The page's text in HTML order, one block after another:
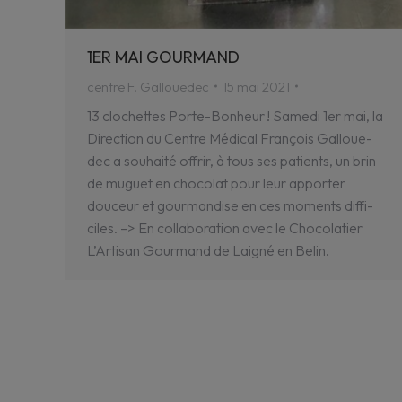
1ER MAI GOURMAND
centre F. Gallouedec 15 mai 2021
13 clochettes Porte-Bonheur ! Samedi 1er mai, la
Direc­tion du Centre Médi­cal François Galloue­
dec a souhaité offrir, à tous ses patients, un brin
de muguet en choco­lat pour leur appor­ter
douceur et gour­man­dise en ces moments diffi­
ciles. –> En colla­bo­ra­tion avec le Choco­la­tier
L’Ar­ti­san Gour­mand de Laigné en Belin.